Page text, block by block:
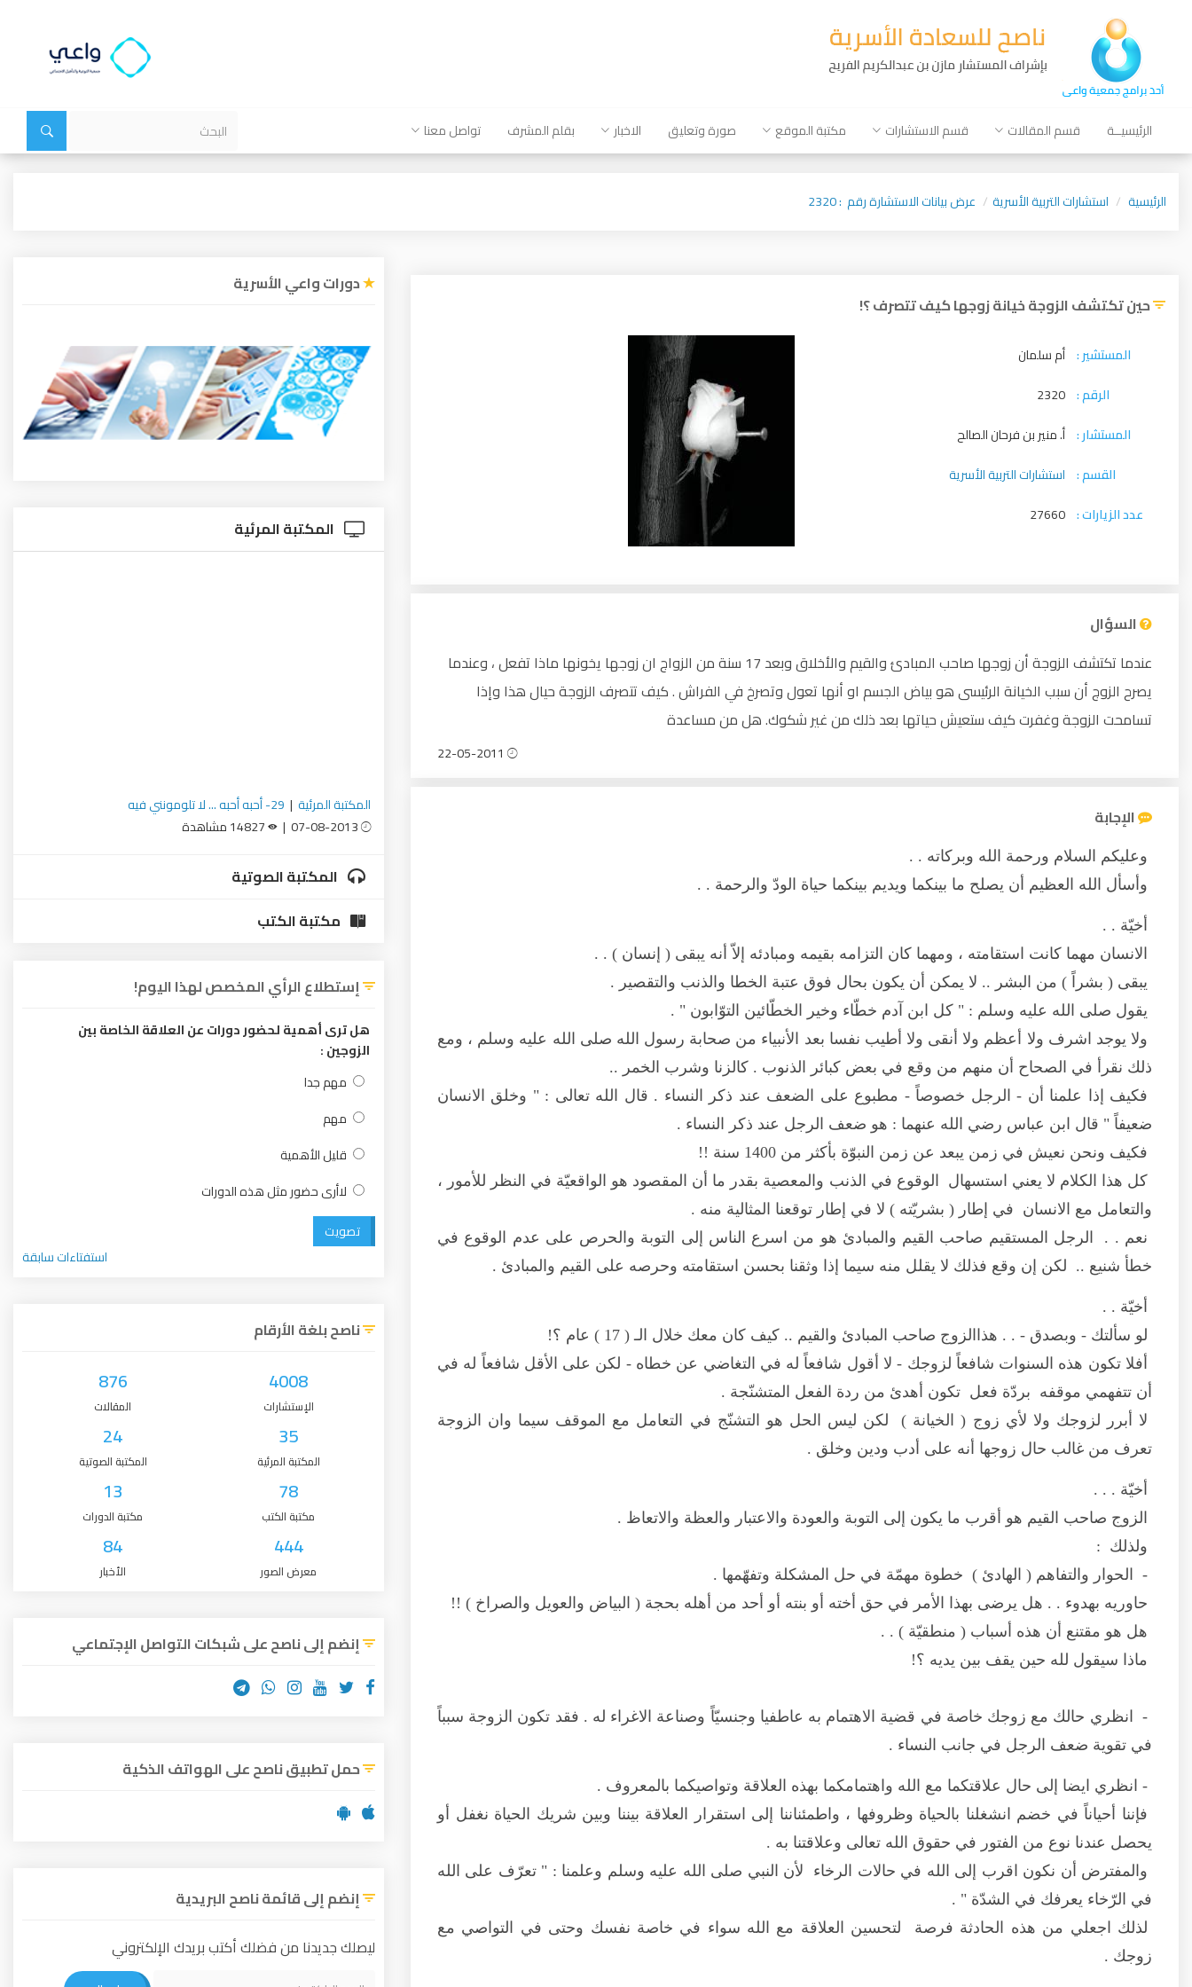
الرئيسيــة قسم المقالات قسم الاستشارات مكتبة الموقع صورة وتعليق الاخبار بقلم المشرف تواصل معنا
الرئيسية استشارات التربية الأسرية عرض بيانات الاستشارة رقم : 2320
حين تكتشف الزوجة خيانة زوجها كيف تتصرف ؟!
المستشير : أم سلمان
الرقم : 2320
المستشار : أ. منير بن فرحان الصالح
القسم : استشارات التربية الأسرية
عدد الزيارات : 27660
السؤال
عندما تكتشف الزوجة أن زوجها صاحب المبادئ والقيم والأخلاق وبعد 17 سنة من الزواج ان زوجها يخونها ماذا تفعل ، وعندما
يصرح الزوج أن سبب الخيانة الرئيسى هو بياض الجسم او أنها تعول وتصرخ في الفراش . كيف تتصرف الزوجة حيال هذا وإذا
تسامحت الزوجة وغفرت كيف ستعيش حياتها بعد ذلك من غير شكوك. هل من مساعدة
الإجابة
وعليكم السلام ورحمة الله وبركاته . .
وأسأل الله العظيم أن يصلح ما بينكما ويديم بينكما حياة الودّ والرحمة . .
أخيّة . .
الانسان مهما كانت استقامته ، ومهما كان التزامه بقيمه ومبادئه إلاّ أنه يبقى ( إنسان ) . .
يبقى ( بشراً ) من البشر .. لا يمكن أن يكون بحال فوق عتبة الخطا والذنب والتقصير .
يقول صلى الله عليه وسلم : " كل ابن آدم خطّاء وخير الخطّائين التوّابون " .
ولا يوجد اشرف ولا أعظم ولا أنقى ولا أطيب نفسا بعد الأنبياء من صحابة رسول الله صلى الله عليه وسلم ، ومع
ذلك نقرأ في الصحاح أن منهم من وقع في بعض كبائر الذنوب . كالزنا وشرب الخمر ..
فكيف إذا علمنا أن - الرجل خصوصاً - مطبوع على الضعف عند ذكر النساء . قال الله تعالى : " وخلق الانسان
ضعيفاً " قال ابن عباس رضي الله عنهما : هو ضعف الرجل عند ذكر النساء .
فكيف ونحن نعيش في زمن يبعد عن زمن النبوّة بأكثر من 1400 سنة !!
كل هذا الكلام لا يعني استسهال الوقوع في الذنب والمعصية بقدر ما أن المقصود هو الواقعيّة في النظر للأمور ،
والتعامل مع الانسان في إطار ( بشريّته ) لا في إطار توقعنا المثالية منه .
نعم . . الرجل المستقيم صاحب القيم والمبادئ هو من اسرع الناس إلى التوبة والحرص على عدم الوقوع في
خطأ شنيع .. لكن إن وقع فذلك لا يقلل منه سيما إذا وثقنا بحسن استقامته وحرصه على القيم والمبادئ .
أخيّة . .
لو سألتك - وبصدق - . . هذاالزوج صاحب المبادئ والقيم .. كيف كان معك خلال الـ ( 17 ) عام ؟!
أفلا تكون هذه السنوات شافعاً لزوجك - لا أقول شافعاً له في التغاضي عن خطاه - لكن على الأقل شافعاً له في
أن تتفهمي موقفه بردّة فعل تكون أهدئ من ردة الفعل المتشنّجة .
لا أبرر لزوجك ولا لأي زوج ( الخيانة ) لكن ليس الحل هو التشنّج في التعامل مع الموقف سيما وان الزوجة
تعرف من غالب حال زوجها أنه على أدب ودين وخلق .
أخيّة . . .
الزوج صاحب القيم هو أقرب ما يكون إلى التوبة والعودة والاعتبار والعظة والاتعاظ .
ولذلك :
- الحوار والتفاهم ( الهادئ ) خطوة مهمّة في حل المشكلة وتفهّمها .
حاوريه بهدوء . . هل يرضى بهذا الأمر في حق أخته أو بنته أو أحد من أهله بحجة ( البياض والعويل والصراخ ) !!
هل هو مقتنع أن هذه أسباب ( منطقيّة ) . .
ماذا سيقول لله حين يقف بين يديه ؟!
- انظري حالك مع زوجك خاصة في قضية الاهتمام به عاطفيا وجنسيّاً وصناعة الاغراء له . فقد تكون الزوجة سبباً
في تقوية ضعف الرجل في جانب النساء .
- انظري ايضا إلى حال علاقتكما مع الله واهتمامكما بهذه العلاقة وتواصيكما بالمعروف .
فإننا أحياناً في خضم انشغلنا بالحياة وظروفها ، واطمئناننا إلى استقرار العلاقة بيننا وبين شريك الحياة نغفل أو
يحصل عندنا نوع من الفتور في حقوق الله تعالى وعلاقتنا به .
والمفترض أن نكون اقرب إلى الله في حالات الرخاء لأن النبي صلى الله عليه وسلم وعلمنا : " تعرّف على الله
في الرّخاء يعرفك في الشدّة " .
لذلك اجعلي من هذه الحادثة فرصة لتحسين العلاقة مع الله سواء في خاصة نفسك وحتى في التواصي مع
زوجك .
دورات واعي الأسرية
المكتبة المرئية
المكتبة المرئية | 29- أحبه أحبه ... لا تلومونني فيه
المكتبة الصوتية
مكتبة الكتب
إستطلاع الرأي المخصص لهذا اليوم!
هل ترى أهمية لحضور دورات عن العلاقة الخاصة بين
الزوجين :
مهم جدا
مهم
قليل الأهمية
لاأرى حضور مثل هذه الدورات
تصويت
استفتاءات سابقة
ناصح بلغة الأرقام
4008
الإستشارات
876
المقالات
35
المكتبة المرئية
24
المكتبة الصوتية
78
مكتبة الكتب
13
مكتبة الدورات
444
معرض الصور
84
الأخبار
إنضم إلى ناصح على شبكات التواصل الإجتماعي
حمل تطبيق ناصح على الهواتف الذكية
إنضم إلى قائمة ناصح البريدية
ليصلك جديدنا من فضلك أكتب بريدك الإلكتروني